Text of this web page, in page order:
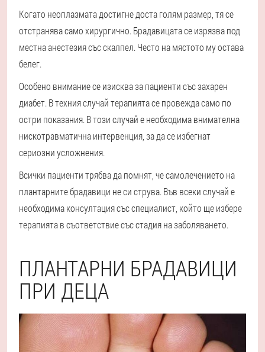
Когато неоплазмата достигне доста голям размер, тя се
отстранява само хирургично. Брадавицата се изрязва под
местна анестезия със скалпел. Често на мястото му остава
белег.
Особено внимание се изисква за пациенти със захарен
диабет. В техния случай терапията се провежда само по
остри показания. В този случай е необходима внимателна
нискотравматична интервенция, за да се избегнат
сериозни усложнения.
Всички пациенти трябва да помнят, че самолечението на
плантарните брадавици не си струва. Във всеки случай е
необходима консултация със специалист, който ще избере
терапията в съответствие със стадия на заболяването.
ПЛАНТАРНИ БРАДАВИЦИ
ПРИ ДЕЦА